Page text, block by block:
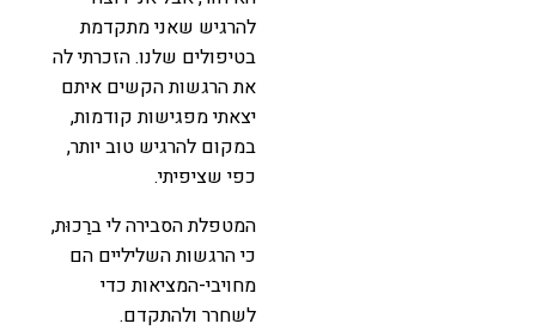
להרגיש שאני מתקדמת
בטיפולים שלנו. הזכרתי לה
את הרגשות הקשים איתם
יצאתי מפגישות קודמות,
במקום להרגיש טוב יותר,
כפי שציפיתי.
המטפלת הסבירה לי ברַכוּת,
כי הרגשות השליליים הם
מחויבי-המציאות כדי
לשחרר ולהתקדם.